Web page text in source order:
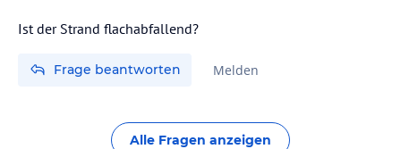
Ist der Strand flachabfallend?
Frage beantworten Melden
Alle Fragen anzeigen